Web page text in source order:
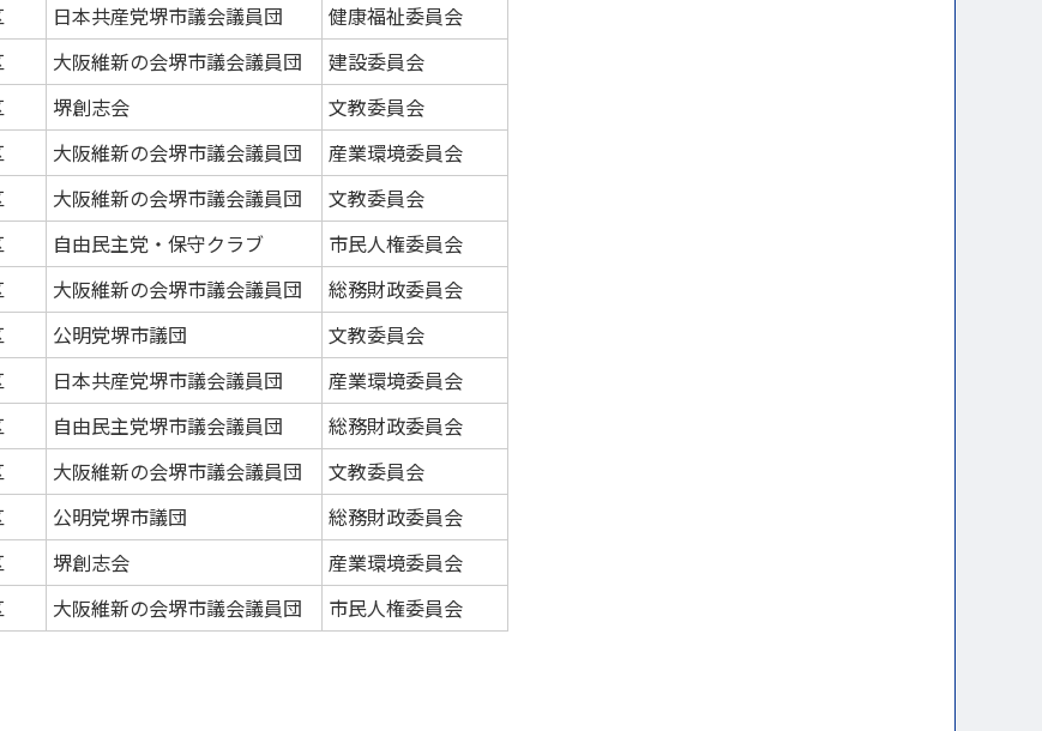
日本共産党堺市議会議員団
健康福祉委員会
大阪維新の会堺市議会議員団
建設委員会
堺創志会
文教委員会
大阪維新の会堺市議会議員団
産業環境委員会
大阪維新の会堺市議会議員団
文教委員会
自由民主党・保守クラブ
市民人権委員会
大阪維新の会堺市議会議員団
総務財政委員会
公明党堺市議団
文教委員会
日本共産党堺市議会議員団
産業環境委員会
自由民主党堺市議会議員団
総務財政委員会
大阪維新の会堺市議会議員団
文教委員会
公明党堺市議団
総務財政委員会
堺創志会
産業環境委員会
大阪維新の会堺市議会議員団
市民人権委員会